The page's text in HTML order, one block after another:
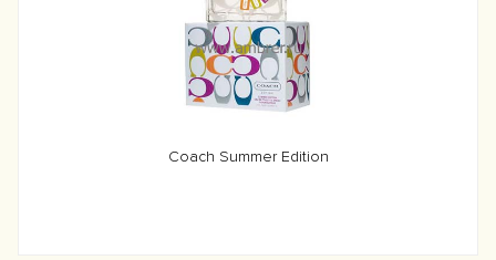
Coach Summer Edition